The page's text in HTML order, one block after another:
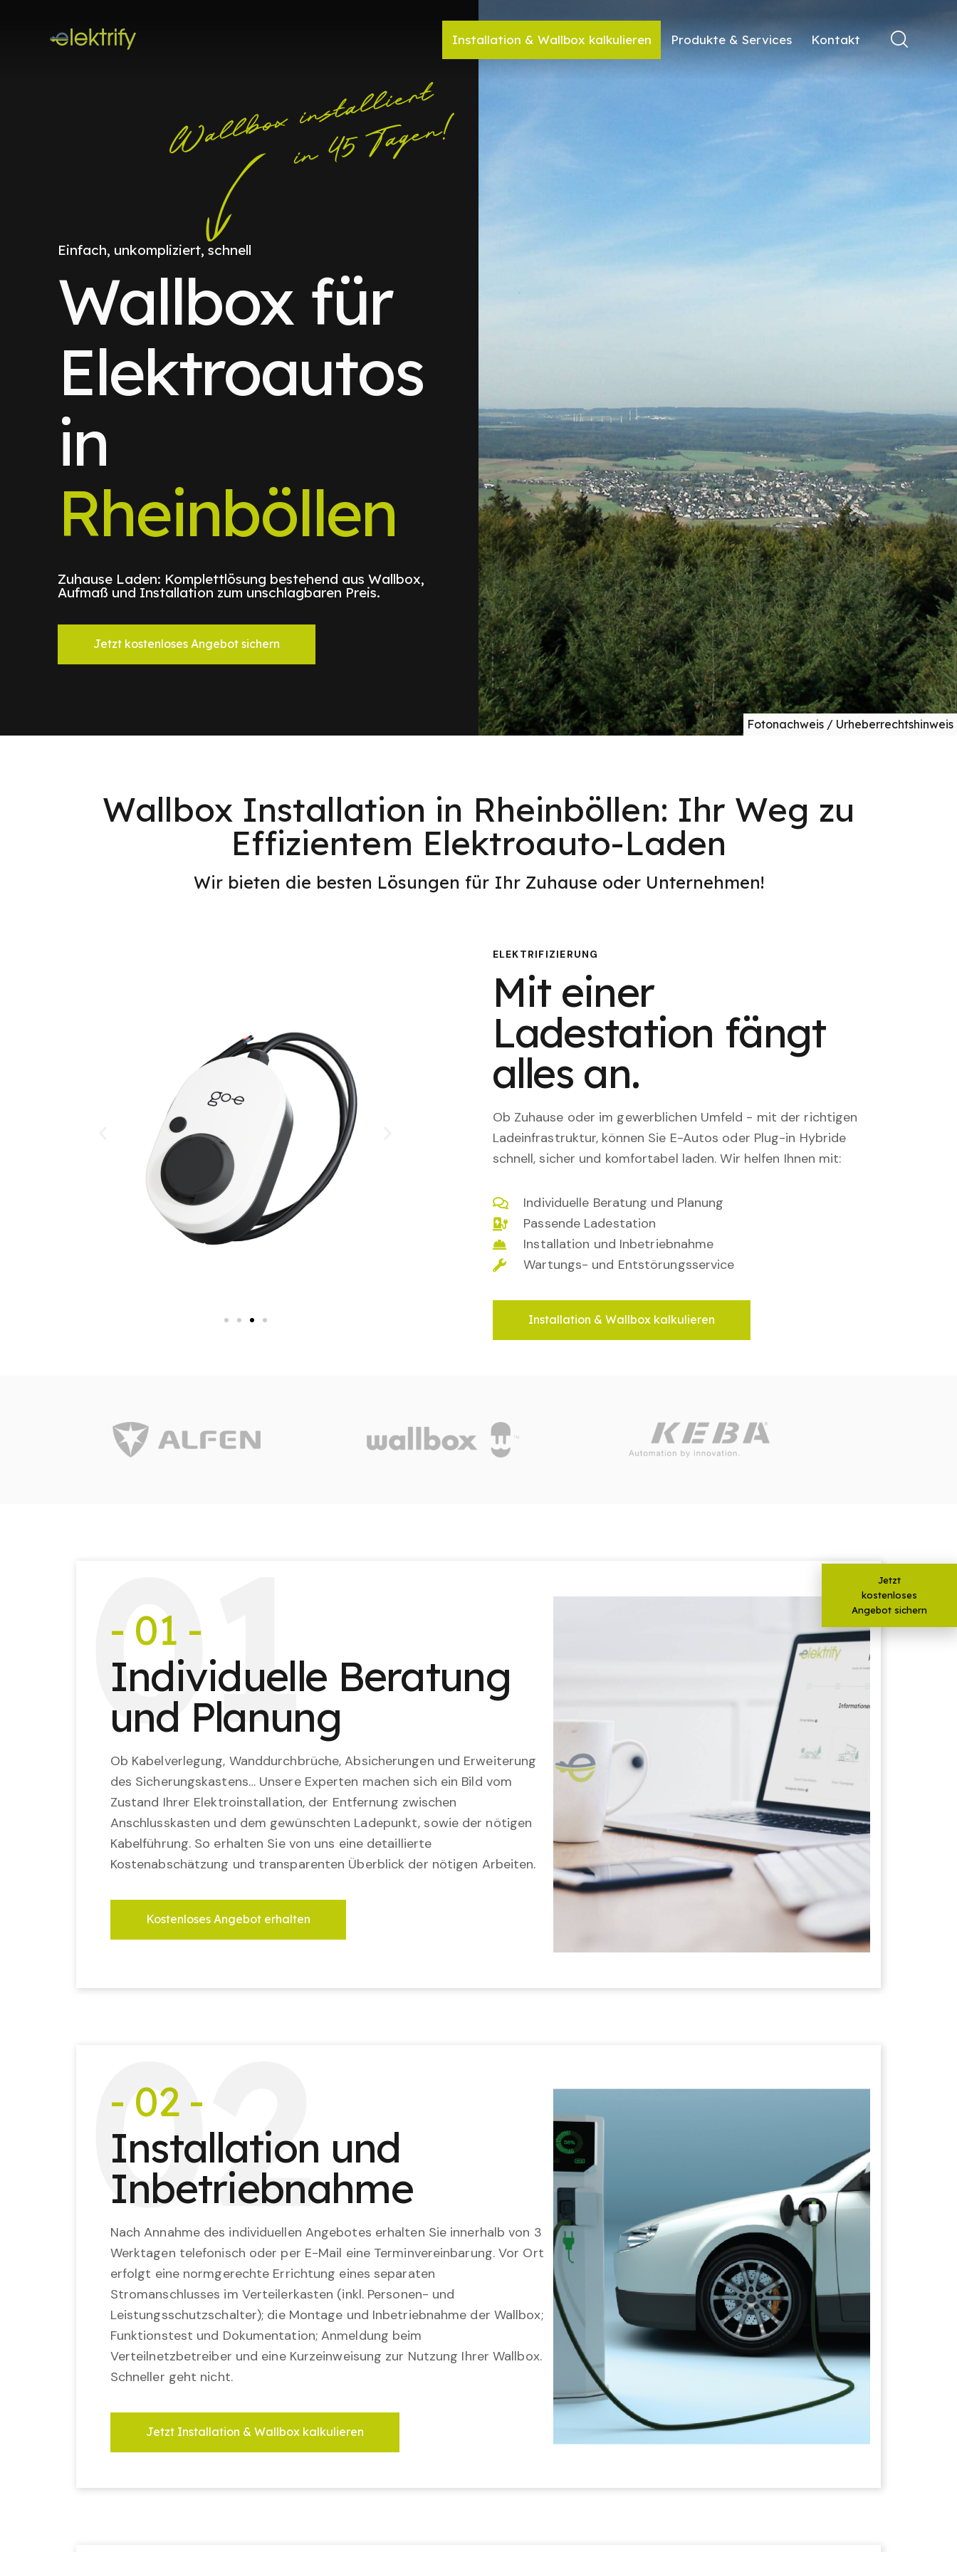
Installation & Wallbox kalkulieren Produkte & Services Kontakt
Einfach, unkompliziert, schnell
Wallbox für
Elektroautos
in
Rheinböllen
Zuhause Laden: Komplettlösung bestehend aus Wallbox,
Aufmaß und Installation zum unschlagbaren Preis.
Jetzt kostenloses Angebot sichern
Fotonachweis / Urheberrechtshinweis
Wallbox Installation in Rheinböllen: Ihr Weg zu
Effizientem Elektroauto-Laden
Wir bieten die besten Lösungen für Ihr Zuhause oder Unternehmen!
ELEKTRIFIZIERUNG
Mit einer
Ladestation fängt
alles an.
Ob Zuhause oder im gewerblichen Umfeld - mit der richtigen
Ladeinfrastruktur, können Sie E-Autos oder Plug-in Hybride
schnell, sicher und komfortabel laden. Wir helfen Ihnen mit:
Individuelle Beratung und Planung
Passende Ladestation
Installation und Inbetriebnahme
Wartungs- und Entstörungsservice
Installation & Wallbox kalkulieren
01
- 01 -
Individuelle Beratung
und Planung
Ob Kabelverlegung, Wanddurchbrüche, Absicherungen und Erweiterung
des Sicherungskastens… Unsere Experten machen sich ein Bild vom
Zustand Ihrer Elektroinstallation, der Entfernung zwischen
Anschlusskasten und dem gewünschten Ladepunkt, sowie der nötigen
Kabelführung. So erhalten Sie von uns eine detaillierte
Kostenabschätzung und transparenten Überblick der nötigen Arbeiten.
Kostenloses Angebot erhalten
02
- 02 -
Installation und
Inbetriebnahme
Nach Annahme des individuellen Angebotes erhalten Sie innerhalb von 3
Werktagen telefonisch oder per E-Mail eine Terminvereinbarung. Vor Ort
erfolgt eine normgerechte Errichtung eines separaten
Stromanschlusses im Verteilerkasten (inkl. Personen- und
Leistungsschutzschalter); die Montage und Inbetriebnahme der Wallbox;
Funktionstest und Dokumentation; Anmeldung beim
Verteilnetzbetreiber und eine Kurzeinweisung zur Nutzung Ihrer Wallbox.
Schneller geht nicht.
Jetzt Installation & Wallbox kalkulieren
Jetzt
kostenloses
Angebot sichern